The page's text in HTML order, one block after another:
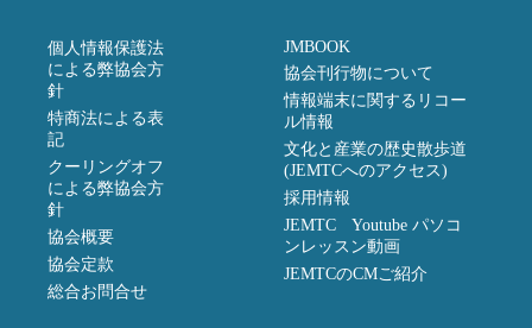
個人情報保護法
による弊協会方
針
特商法による表
記
クーリングオフ
による弊協会方
針
協会概要
協会定款
総合お問合せ
JMBOOK
協会刊行物について
情報端末に関するリコー
ル情報
文化と産業の歴史散歩道
(JEMTCへのアクセス)
採用情報
JEMTC Youtube パソコ
ンレッスン動画
JEMTCのCMご紹介